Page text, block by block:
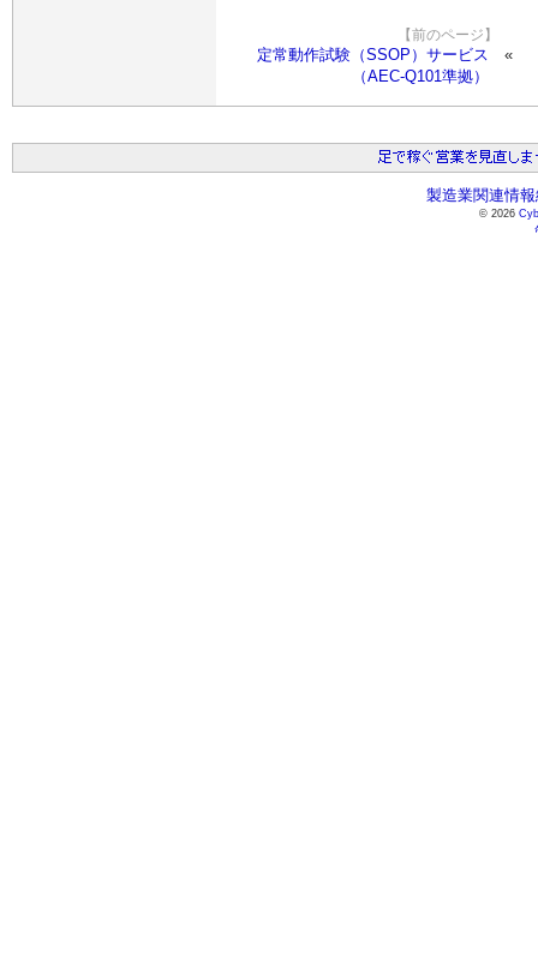
【前のページ】
定常動作試験（SSOP）サービス
（AEC-Q101準拠）
製造業関連情
© 2026